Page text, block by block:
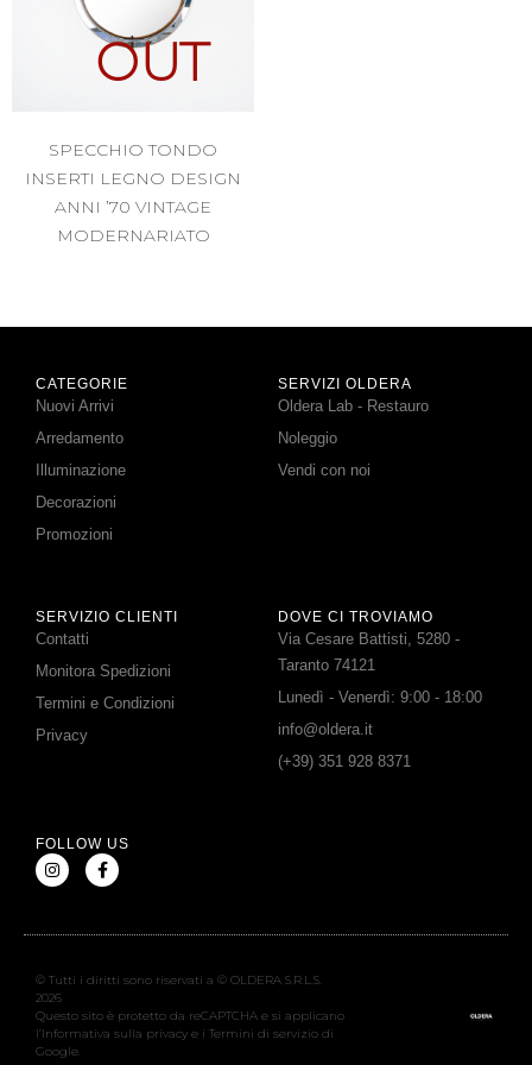
OUT
SPECCHIO TONDO
INSERTI LEGNO DESIGN
ANNI ’70 VINTAGE
MODERNARIATO
CATEGORIE
Nuovi Arrivi
Arredamento
Illuminazione
Decorazioni
Promozioni
SERVIZI OLDERA
Oldera Lab - Restauro
Noleggio
Vendi con noi
SERVIZIO CLIENTI
Contatti
Monitora Spedizioni
Termini e Condizioni
Privacy
DOVE CI TROVIAMO
Via Cesare Battisti, 5280 -
Taranto 74121
Lunedì - Venerdì: 9:00 - 18:00
info@oldera.it
(+39) 351 928 8371
FOLLOW US
© Tutti i diritti sono riservati a © OLDERA S.R.L.S.
2026
Questo sito è protetto da reCAPTCHA e si applicano
l’Informativa sulla privacy e i Termini di servizio di
Google.